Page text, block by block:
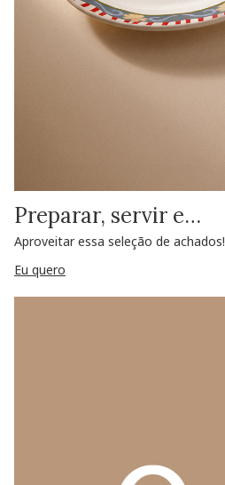
Preparar, servir e…
Aproveitar essa seleção de achados!
Eu quero